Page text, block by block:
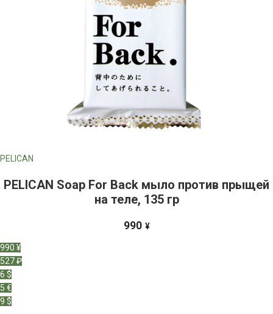
PELICAN
PELICAN Soap For Back мыло против прыщей
на теле, 135 гр
990 ¥
990 ¥
527 ₽
6 $
5 €
9 $